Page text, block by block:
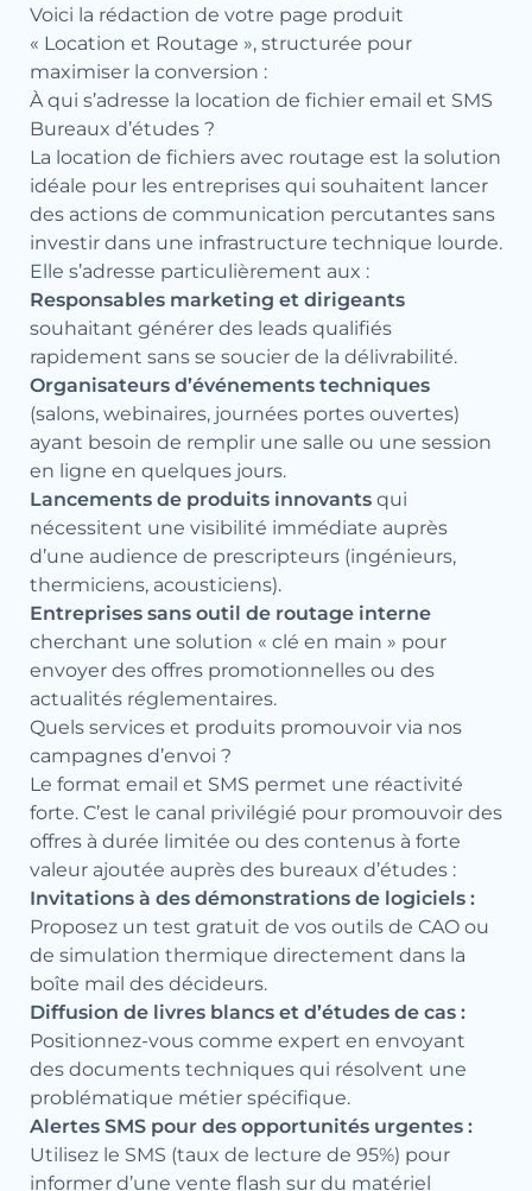
Voici la rédaction de votre page produit
« Location et Routage », structurée pour
maximiser la conversion :
À qui s’adresse la location de fichier email et SMS
Bureaux d’études ?
La location de fichiers avec routage est la solution
idéale pour les entreprises qui souhaitent lancer
des actions de communication percutantes sans
investir dans une infrastructure technique lourde.
Elle s’adresse particulièrement aux :
Responsables marketing et dirigeants
souhaitant générer des leads qualifiés
rapidement sans se soucier de la délivrabilité.
Organisateurs d’événements techniques
(salons, webinaires, journées portes ouvertes)
ayant besoin de remplir une salle ou une session
en ligne en quelques jours.
Lancements de produits innovants qui
nécessitent une visibilité immédiate auprès
d’une audience de prescripteurs (ingénieurs,
thermiciens, acousticiens).
Entreprises sans outil de routage interne
cherchant une solution « clé en main » pour
envoyer des offres promotionnelles ou des
actualités réglementaires.
Quels services et produits promouvoir via nos
campagnes d’envoi ?
Le format email et SMS permet une réactivité
forte. C’est le canal privilégié pour promouvoir des
offres à durée limitée ou des contenus à forte
valeur ajoutée auprès des bureaux d’études :
Invitations à des démonstrations de logiciels :
Proposez un test gratuit de vos outils de CAO ou
de simulation thermique directement dans la
boîte mail des décideurs.
Diffusion de livres blancs et d’études de cas :
Positionnez-vous comme expert en envoyant
des documents techniques qui résolvent une
problématique métier spécifique.
Alertes SMS pour des opportunités urgentes :
Utilisez le SMS (taux de lecture de 95%) pour
informer d’une vente flash sur du matériel